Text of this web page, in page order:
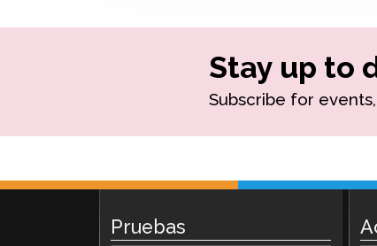
Supervisión Remota
Solicita una Revisión
Stay up to
Subscribe for
Pruebas